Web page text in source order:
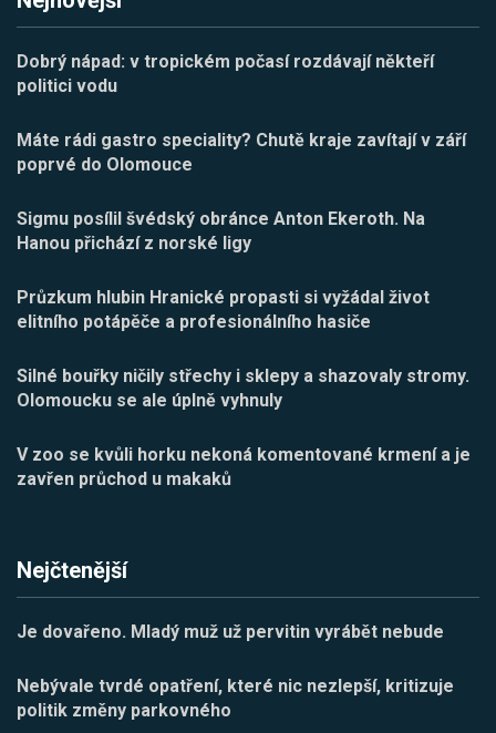
Dobrý nápad: v tropickém počasí rozdávají někteří
politici vodu
Máte rádi gastro speciality? Chutě kraje zavítají v září
poprvé do Olomouce
Sigmu posílil švédský obránce Anton Ekeroth. Na
Hanou přichází z norské ligy
Průzkum hlubin Hranické propasti si vyžádal život
elitního potápěče a profesionálního hasiče
Silné bouřky ničily střechy i sklepy a shazovaly stromy.
Olomoucku se ale úplně vyhnuly
V zoo se kvůli horku nekoná komentované krmení a je
zavřen průchod u makaků
Nejčtenější
Je dovařeno. Mladý muž už pervitin vyrábět nebude
Nebývale tvrdé opatření, které nic nezlepší, kritizuje
politik změny parkovného